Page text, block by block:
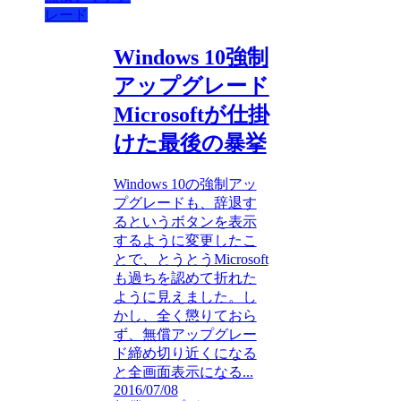
レード
Windows 10強制
アップグレード
Microsoftが仕掛
けた最後の暴挙
Windows 10の強制アッ
プグレードも、辞退す
るというボタンを表示
するように変更したこ
とで、とうとうMicrosoft
も過ちを認めて折れた
ように見えました。し
かし、全く懲りておら
ず、無償アップグレー
ド締め切り近くになる
と全画面表示になる...
2016/07/08